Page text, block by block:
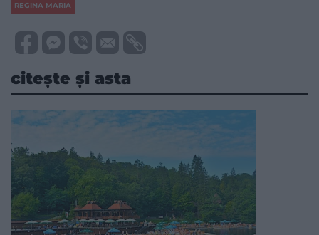
REGINA MARIA
citește și asta